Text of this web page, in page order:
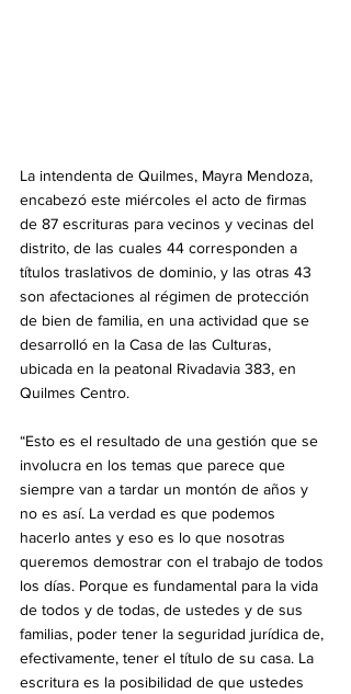
La intendenta de Quilmes, Mayra Mendoza,
encabezó este miércoles el acto de firmas
de 87 escrituras para vecinos y vecinas del
distrito, de las cuales 44 corresponden a
títulos traslativos de dominio, y las otras 43
son afectaciones al régimen de protección
de bien de familia, en una actividad que se
desarrolló en la Casa de las Culturas,
ubicada en la peatonal Rivadavia 383, en
Quilmes Centro.
“Esto es el resultado de una gestión que se
involucra en los temas que parece que
siempre van a tardar un montón de años y
no es así. La verdad es que podemos
hacerlo antes y eso es lo que nosotras
queremos demostrar con el trabajo de todos
los días. Porque es fundamental para la vida
de todos y de todas, de ustedes y de sus
familias, poder tener la seguridad jurídica de,
efectivamente, tener el título de su casa. La
escritura es la posibilidad de que ustedes